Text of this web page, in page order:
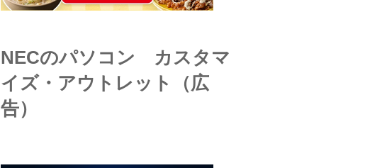
NECのパソコン カスタマ
イズ・アウトレット（広
告）